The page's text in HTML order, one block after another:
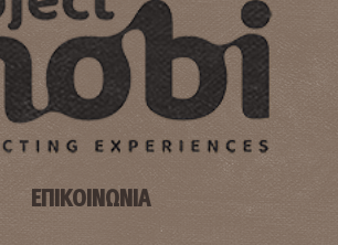
ΕΠΙΚΟΙΝΩΝΙΑ